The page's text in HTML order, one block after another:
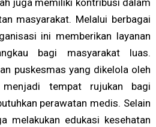
juga memiliki kontribusi dalam
masyarakat. Melalui berbagai
ini memberikan layanan
bagi masyarakat luas.
puskesmas yang dikelola oleh
menjadi tempat rujukan bagi
perawatan medis. Selain
melakukan edukasi kesehatan